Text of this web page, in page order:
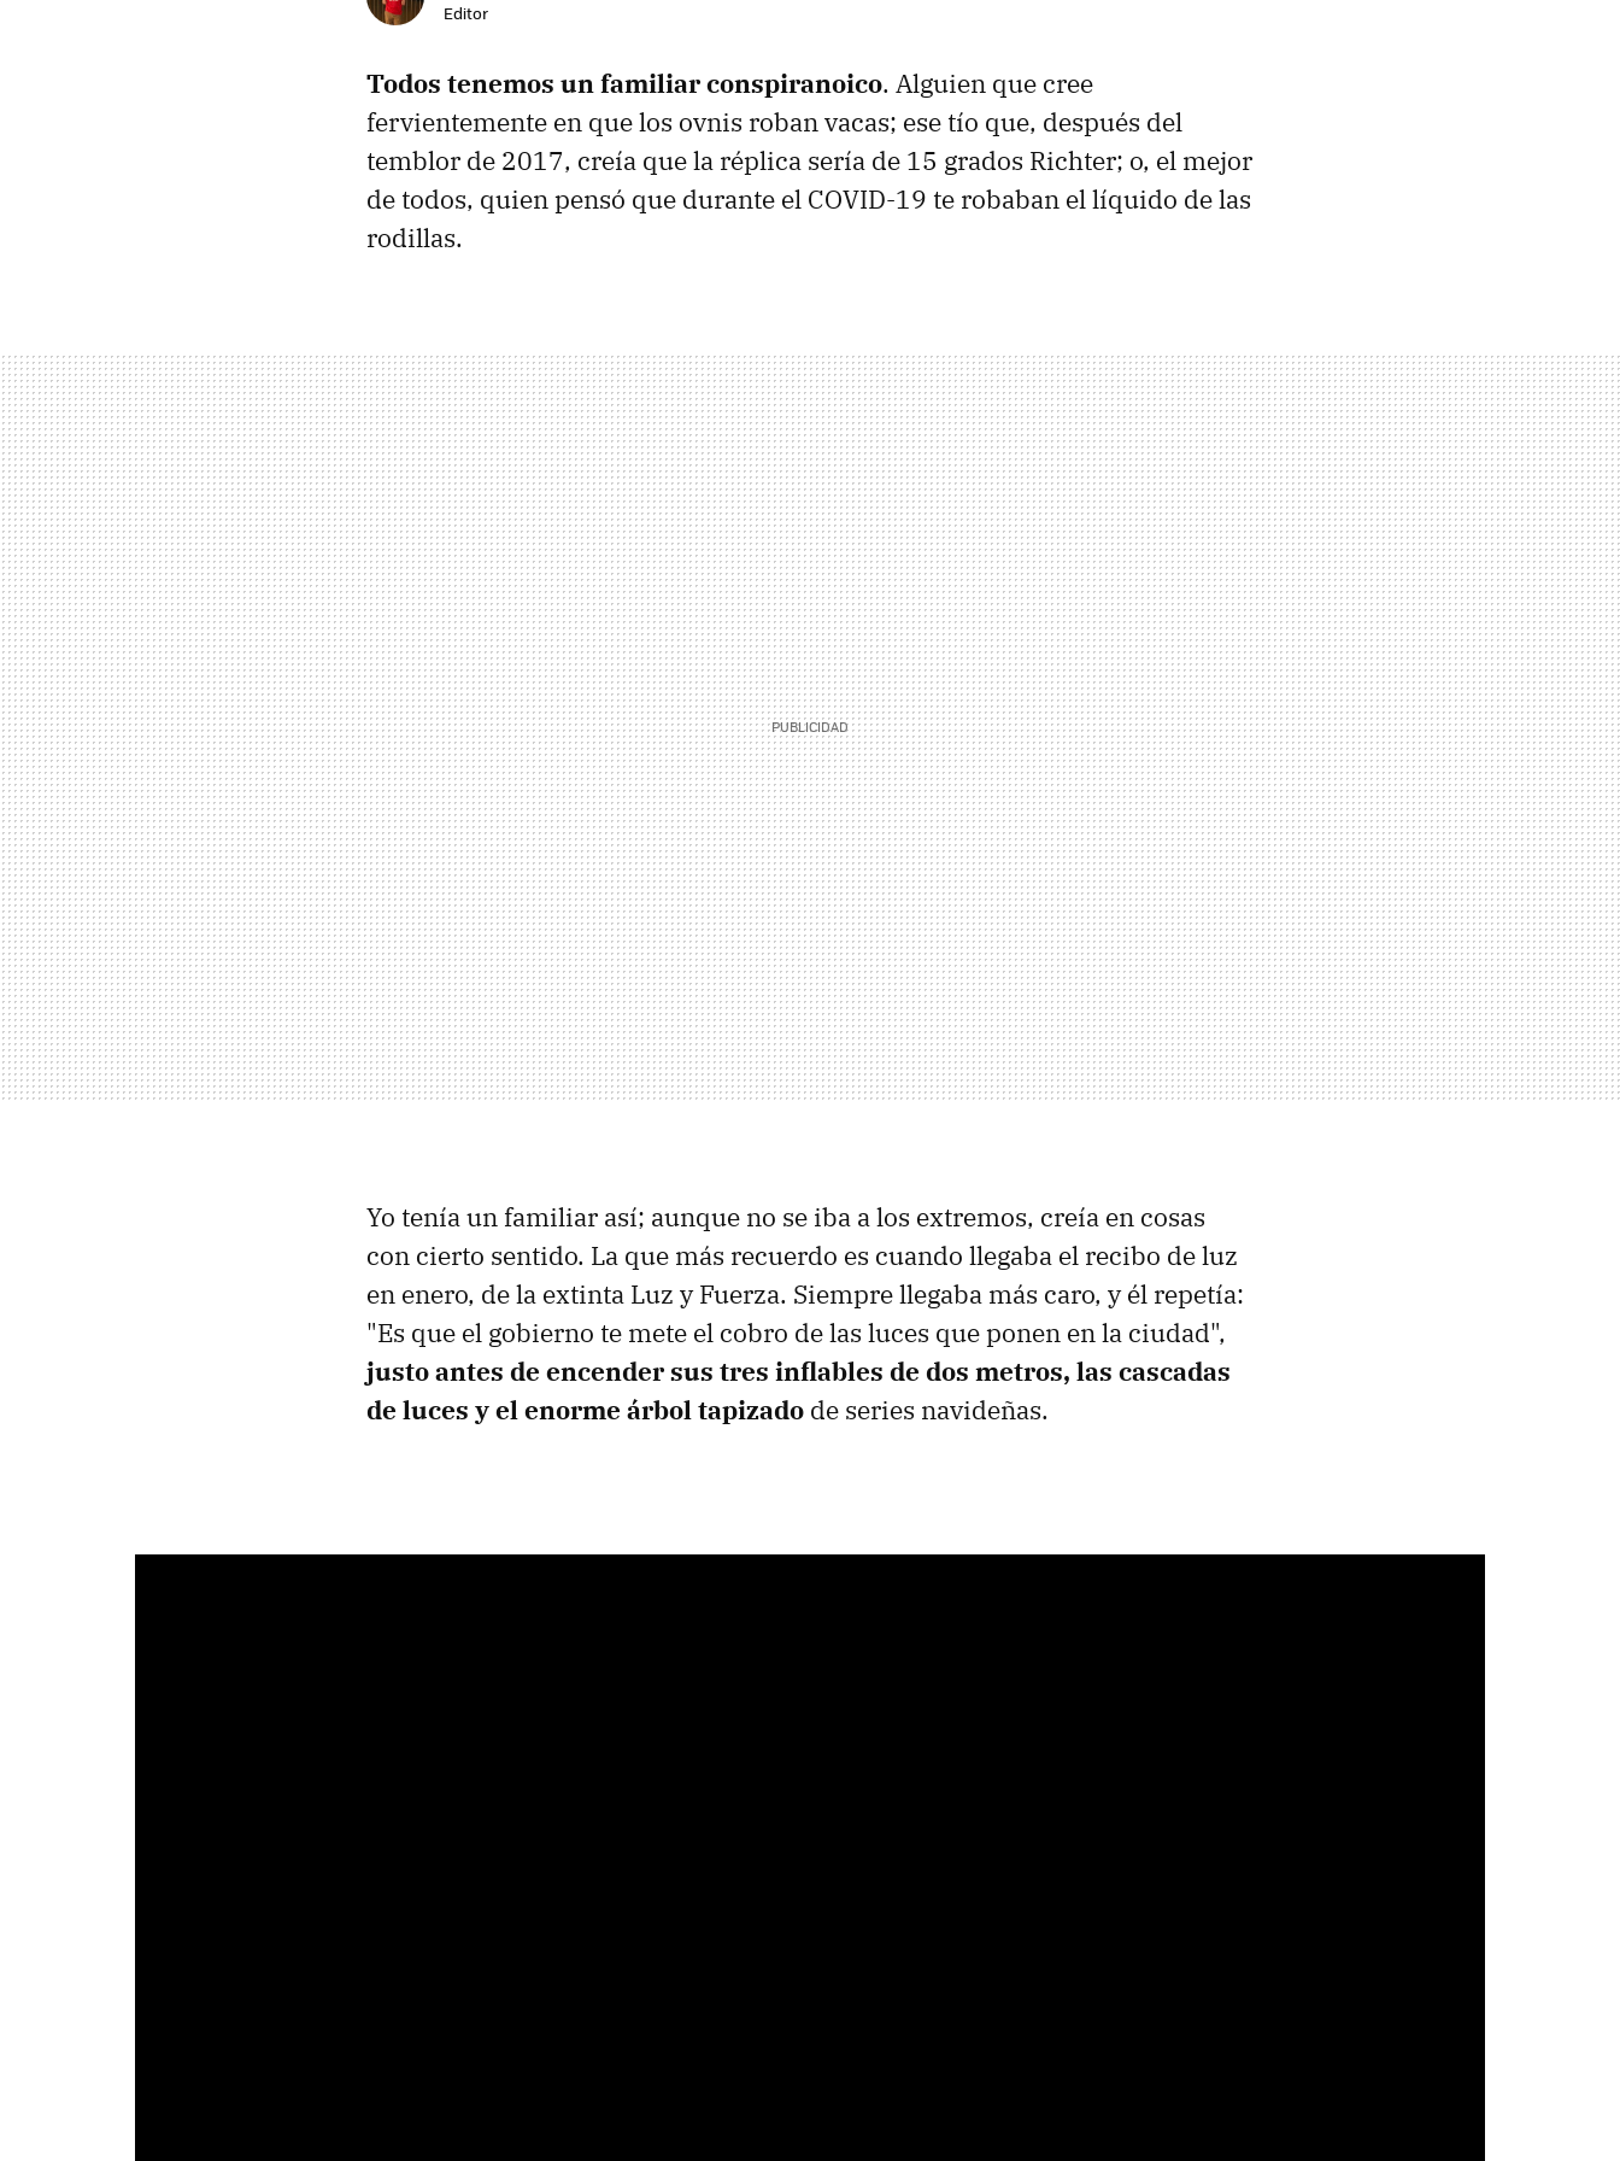
Editor
Todos tenemos un familiarconspiranoico. Alguien que cree
fervientemente en que los ovnis roban vacas; ese tío que, después del
temblor de 2017, creía que la réplica sería de 15 grados Richter; o, el mejor
de todos, quien pensó que durante el COVID-19 te robaban el líquido de las
rodillas.
Yo tenía un familiar así; aunque no se iba a los extremos, creía en cosas
con cierto sentido. La que más recuerdo es cuando llegaba el recibo de luz
en enero, de la extinta Luz y Fuerza. Siempre llegaba más caro, y él repetía:
"Es que el gobierno te mete el cobro de las luces que ponen en la ciudad",
justo antes de encender sus tres inflables de dos metros, las cascadas
de luces y el enorme árbol tapizado de series navideñas.